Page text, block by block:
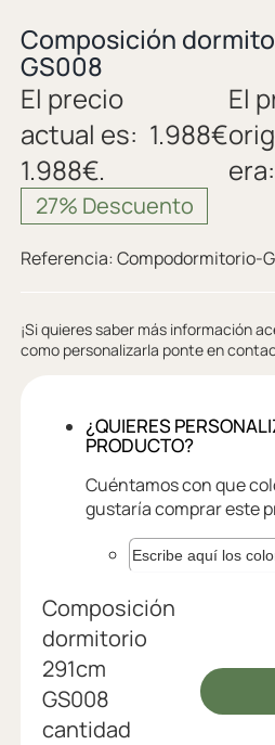
Composición
GS008
El
1.988€
El precio
actual es:
1.988€.
27% Descuento
Referencia:Compodormitorio-
¡Si quieres saber más información
como personalizarla ponte en
¿QUIERES
PRODUCTO?
Cuéntamos con que
gustaría comprar este
Composición
dormitorio
291cm
GS008
cantidad